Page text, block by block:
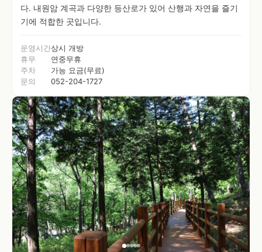
다. 내원암 계곡과 다양한 등산로가 있어 산행과 자연을 즐기
기에 적합한 곳입니다.
운영시간상시 개방
휴무
연중무휴
주차
가능 요금(무료)
문의
052-204-1727